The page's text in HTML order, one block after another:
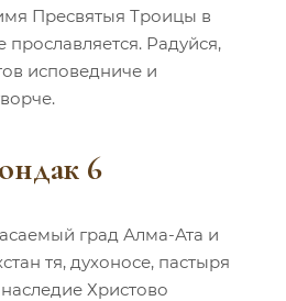
Пресвятыя Троицы в
прославляется. Радуйся,
исповедниче и
6
град Алма-Ата и
тя, духоносе, пастыря
Христово